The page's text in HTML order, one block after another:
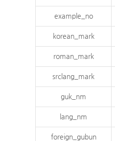
example_no
korean_mark
roman_mark
srclang_mark
guk_nm
lang_nm
foreign_gubun